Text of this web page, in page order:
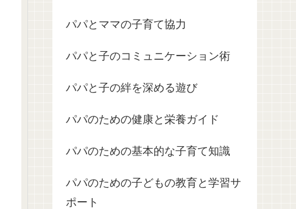
パパとママの子育て協力
パパと子のコミュニケーション術
パパと子の絆を深める遊び
パパのための健康と栄養ガイド
パパのための基本的な子育て知識
パパのための子どもの教育と学習サ
ポート